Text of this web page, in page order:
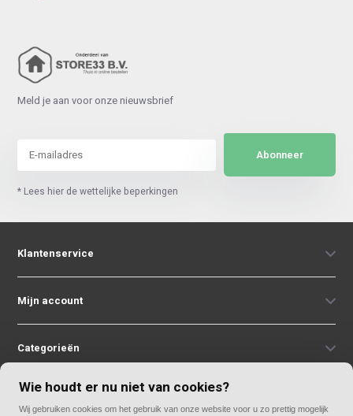
Meld je aan voor onze nieuwsbrief
Abonneer
* Lees hier de wettelijke beperkingen
Klantenservice
Mijn account
Categorieën
Contact
Wie houdt er nu niet van cookies?
Wij gebruiken cookies om het gebruik van onze website voor u zo prettig mogelijk